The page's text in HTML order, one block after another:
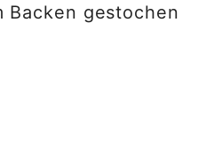
Backen gestochen